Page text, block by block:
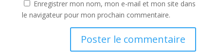
Enregistrer mon nom, mon e-mail et mon site dans
le navigateur pour mon prochain commentaire.